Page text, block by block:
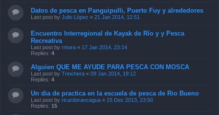
Datos de pesca en Panguipulli, Puerto Fuy y alrededores
Last post by Julio López « 21 Jan 2014, 12:51
Encuentro Interregional de Kayak de Río y y Pesca
Recreativa
Last post by rmora « 17 Jan 2014, 23:14
Replies: 4
Alguien QUE ME AYUDE PARA PESCA CON MOSCA
Last post by Trinchera « 09 Jan 2014, 19:12
Replies: 4
Un dia de practica en la escuela de pesca de Rio Bueno
Last post by ricardorancagua « 15 Dec 2013, 23:50
Replies: 15